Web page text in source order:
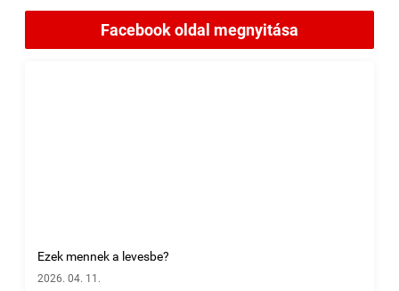
Facebook oldal megnyitása
Ezek mennek a levesbe?
2026. 04. 11.